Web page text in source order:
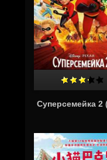
Суперсемейка 2